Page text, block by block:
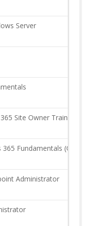
Server
Site Owner Training
Fundamentals (CRM)
Administrator